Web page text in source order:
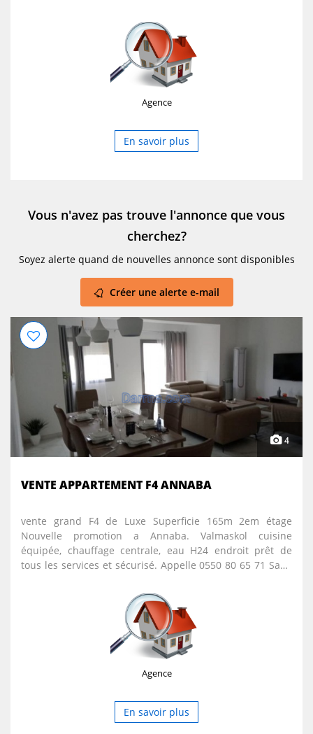
Agence
En savoir plus
Vous n'avez pas trouve l'annonce que vous
cherchez?
Soyez alerte quand de nouvelles annonce sont disponibles
Créer une alerte e-mail
4
VENTE APPARTEMENT F4 ANNABA
vente grand F4 de Luxe Superficie 165m 2em étage
Nouvelle promotion a Annaba. Valmaskol cuisine
équipée, chauffage centrale, eau H24 endroit prêt de
tous les services et sécurisé. Appelle 0550 80 65 71 Sami
Agence
En savoir plus